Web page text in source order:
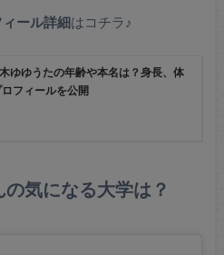
ール詳細はコチラ♪
ゆゆうたの年齢や本名は？身長、体
フィールを公開
気になる大学は？